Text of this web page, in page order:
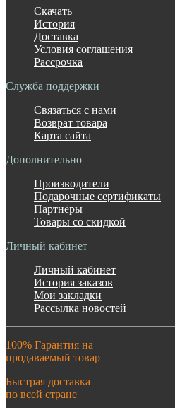
Скачать
История
Доставка
Условия соглашения
Рассрочка
Служба поддержки
Связаться с нами
Возврат товара
Карта сайта
Дополнительно
Производители
Подарочные сертификаты
Партнёры
Товары со скидкой
Личный кабинет
Личный кабинет
История заказов
Мои закладки
Рассылка новостей
100% Гарантия на
продаваемый товар
Быстрая доставка
по всей стране